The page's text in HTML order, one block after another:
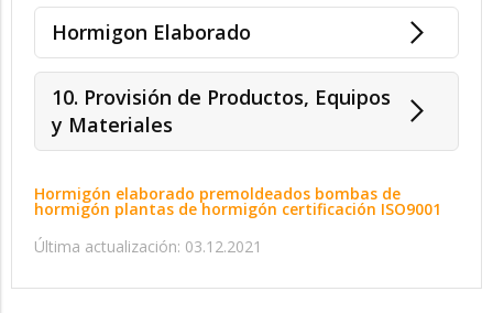
Hormigon Elaborado
10. Provisión de Productos, Equipos
y Materiales
Hormigón elaborado premoldeados bombas de
hormigón plantas de hormigón certificación ISO9001
Última actualización: 03.12.2021